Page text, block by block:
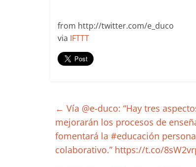
from http://twitter.com/e_duco
via IFTTT
← Vía @e-duco: “Hay tres
mejorarán los procesos de
fomentará la #educación
colaborativo.” https://t.co/